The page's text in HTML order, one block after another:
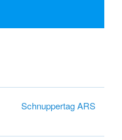
Schnuppertag ARS